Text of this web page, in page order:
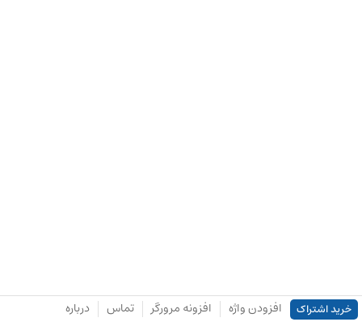
خرید اشتراک افزودن واژه افزونه مرورگر تماس درباره